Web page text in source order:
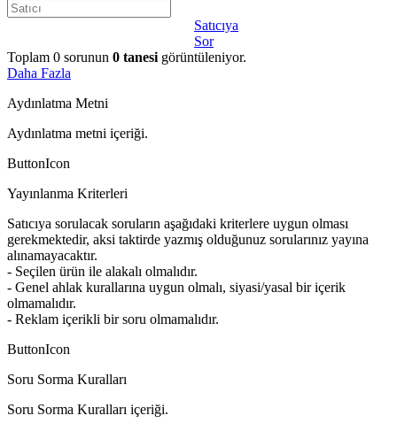
Satıcıya
Sor
Toplam 0 sorunun 0 tanesi görüntüleniyor.
Daha Fazla
Aydınlatma Metni
Aydınlatma metni içeriği.
ButtonIcon
Yayınlanma Kriterleri
Satıcıya sorulacak soruların aşağıdaki kriterlere uygun olması
gerekmektedir, aksi taktirde yazmış olduğunuz sorularınız yayına
alınamayacaktır.
- Seçilen ürün ile alakalı olmalıdır.
- Genel ahlak kurallarına uygun olmalı, siyasi/yasal bir içerik
olmamalıdır.
- Reklam içerikli bir soru olmamalıdır.
ButtonIcon
Soru Sorma Kuralları
Soru Sorma Kuralları içeriği.